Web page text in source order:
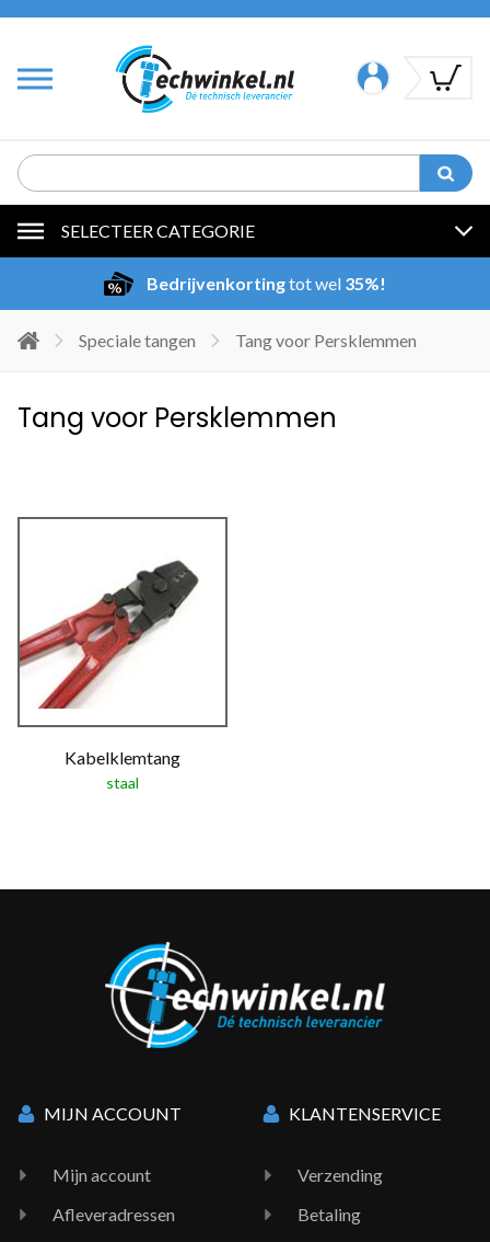
SELECTEER CATEGORIE
Bedrijvenkortingtot wel 35%!
Speciale tangen Tang voor Persklemmen
Tang voor Persklemmen
Kabelklemtang
staal
MIJN ACCOUNT
Mijn account
Afleveradressen
KLANTENSERVICE
Verzending
Betaling